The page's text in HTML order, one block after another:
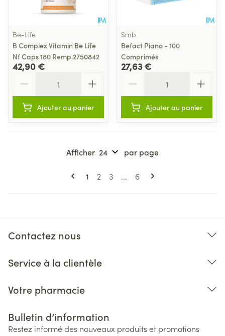
Be-Life
B Complex Vitamin Be Life
Nf Caps 180 Remp.2750842
42,90 €
Ajouter au panier
Smb
Befact Piano - 100
Comprimés
27,63 €
Ajouter au panier
Pages
Vous lisez actuellement la page
1 Page
2 Page
3 ... Page
6
Afficher par page
Contactez nous
Service à la clientèle
Votre pharmacie
Bulletin d’information
Restez informé des nouveaux produits et promotions